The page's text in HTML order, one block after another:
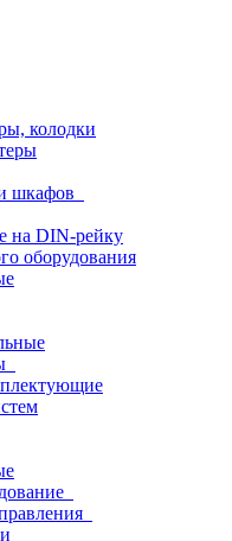
колодки
шкафов
на DIN-рейку
оборудования